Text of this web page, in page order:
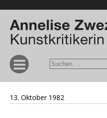
13. Oktober 1982